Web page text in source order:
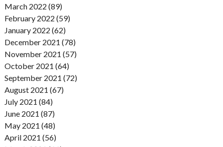
March 2022 (89)
February 2022 (59)
January 2022 (62)
December 2021 (78)
November 2021 (57)
October 2021 (64)
September 2021 (72)
August 2021 (67)
July 2021 (84)
June 2021 (87)
May 2021 (48)
April 2021 (56)